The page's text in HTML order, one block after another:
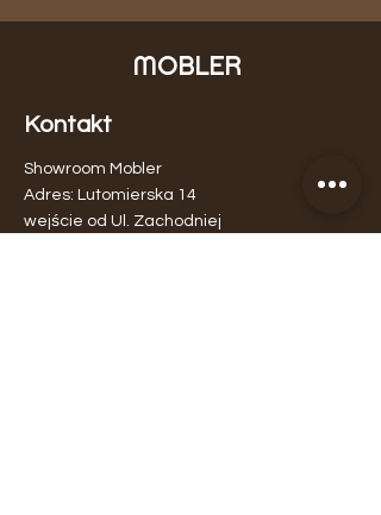
MOBLER
Kontakt
Showroom Mobler
Adres: Lutomierska 14
wejście od Ul. Zachodniej